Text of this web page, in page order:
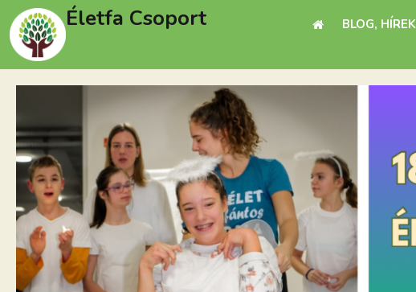
Életfa Csoport BLOG, HÍREK